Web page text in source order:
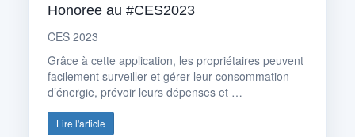
Honoree au #CES2023
CES 2023
Grâce à cette application, les propriétaires peuvent
facilement surveiller et gérer leur consommation
d’énergie, prévoir leurs dépenses et …
Lire l'article